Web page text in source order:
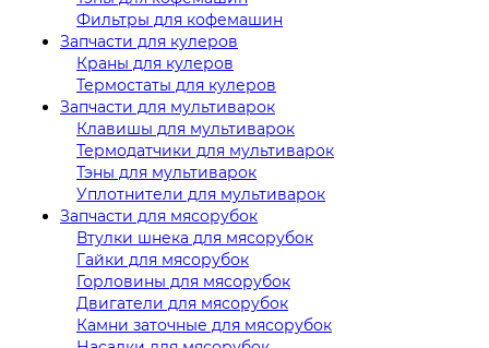
Фильтры для кофемашин
Запчасти для кулеров
Краны для кулеров
Термостаты для кулеров
Запчасти для мультиварок
Клавишы для мультиварок
Термодатчики для мультиварок
Тэны для мультиварок
Уплотнители для мультиварок
Запчасти для мясорубок
Втулки шнека для мясорубок
Гайки для мясорубок
Горловины для мясорубок
Двигатели для мясорубок
Камни заточные для мясорубок